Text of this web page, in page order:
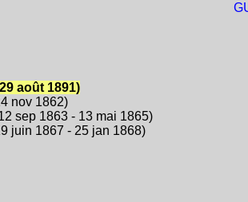
août 1891)
nov 1862)
sep 1863 - 13 mai 1865)
juin 1867 - 25 jan 1868)